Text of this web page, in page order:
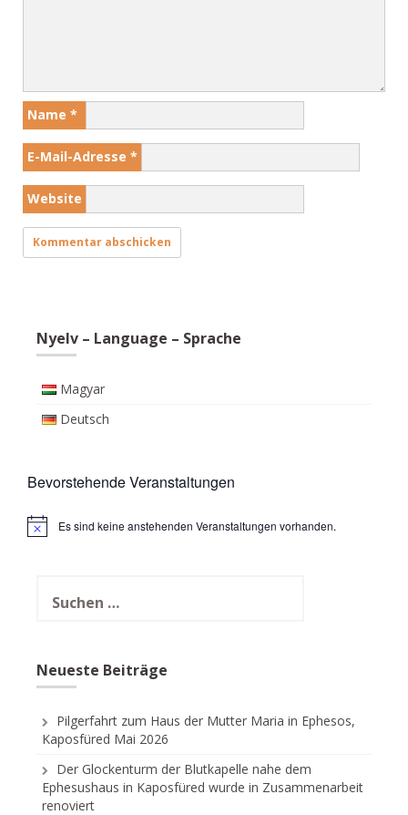
Name *
E-Mail-Adresse *
Website
Nyelv – Language – Sprache
Magyar
Deutsch
Bevorstehende Veranstaltungen
H
Es sind keine anstehenden Veranstaltungen vorhanden.
Neueste Beiträge
Pilgerfahrt zum Haus der Mutter Maria in Ephesos,
Kaposfüred Mai 2026
Der Glockenturm der Blutkapelle nahe dem
Ephesushaus in Kaposfüred wurde in Zusammenarbeit
renoviert